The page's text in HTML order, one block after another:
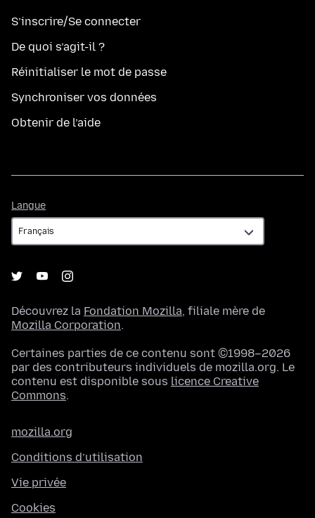
S’inscrire/Se connecter
De quoi s’agit-il ?
Réinitialiser le mot de passe
Synchroniser vos données
Obtenir de l’aide
Langue
Découvrez la Fondation Mozilla, filiale mère de
Mozilla Corporation.
Certaines parties de ce contenu sont ©1998–2026
par des contributeurs individuels de mozilla.org. Le
contenu est disponible sous licence Creative
Commons.
mozilla.org
Conditions d’utilisation
Vie privée
Cookies